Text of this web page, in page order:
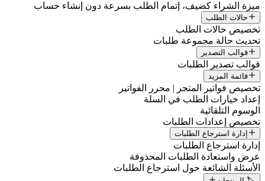
ميزة الشراء كضيف، إتمام الطلب بسرعة دون إنشاء حساب
حالات الطلب
تخصيص حالات الطلب
تحديث حالة مجموعة طلبات
قوالب التصدير
قوالب تصدير الطلبات
قائمة المزيد
تخصيص فواتير المتجر | محرر الفواتير
إعداد خيارات الطلب في السلة
الوسوم التلقائية
تخصيص إعدادات الطلبات
إدارة استرجاع الطلبات
إدارة استرجاع الطلبات
عرض واستعادة الطلبات المحذوفة
الأسئلة الشائعة حول استرجاع الطلبات